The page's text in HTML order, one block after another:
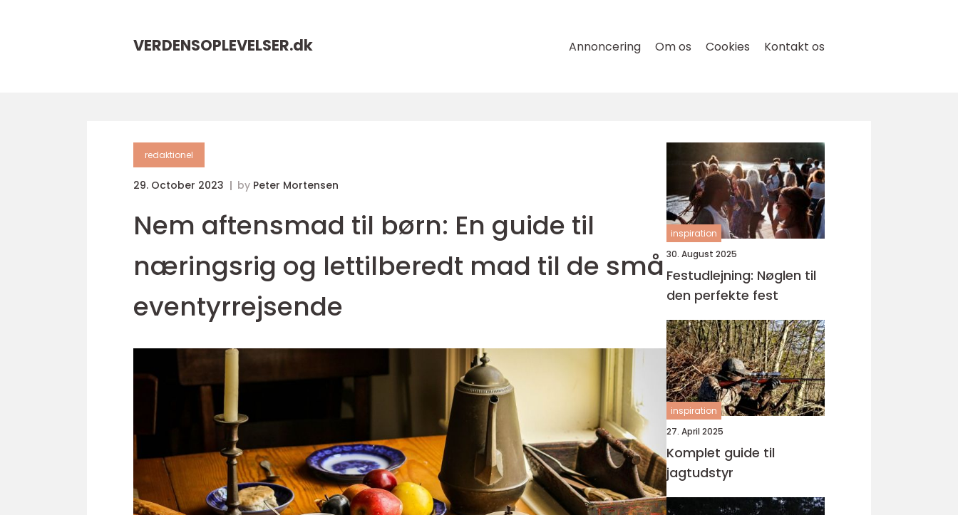
VERDENSOPLEVELSER.dk Annoncering Om os Cookies Kontakt os
redaktionel
29. October 2023 by Peter Mortensen
Nem aftensmad til børn: En guide til
næringsrig og lettilberedt mad til de små
eventyrrejsende
inspiration
30. August 2025
Festudlejning: Nøglen til
den perfekte fest
inspiration
27. April 2025
Komplet guide til
jagtudstyr